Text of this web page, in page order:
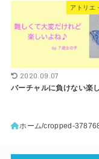
アトリエ
2020.09.07
バーチャルに負けない楽
ホーム cropped-